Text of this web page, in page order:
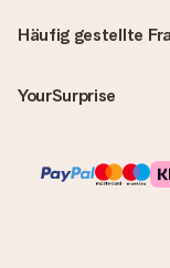
Häufig gestellte
YourSurprise